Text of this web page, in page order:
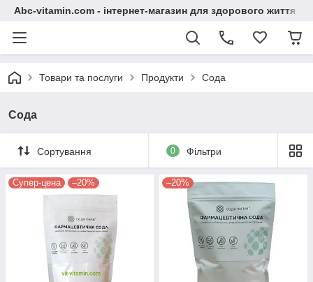
Abc-vitamin.com - інтернет-магазин для здорового життя
Товари та послуги Продукти Сода
Сода
Сортування 0 Фільтри
Супер-цена –20% –20%